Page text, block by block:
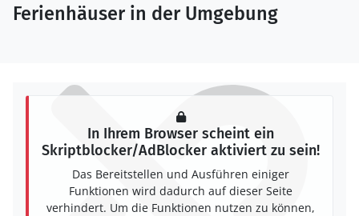
Ferienhäuser in der Umgebung
In Ihrem Browser scheint ein
Skriptblocker/AdBlocker aktiviert zu sein!
Das Bereitstellen und Ausführen einiger
Funktionen wird dadurch auf dieser Seite
verhindert. Um die Funktionen nutzen zu können,